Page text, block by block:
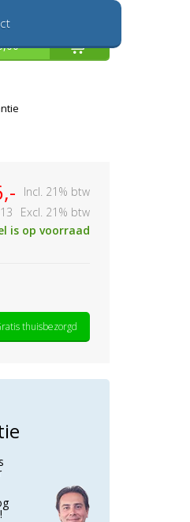
Incl. 21% btw
Excl. 21% btw
is op voorraad
thuisbezorgd